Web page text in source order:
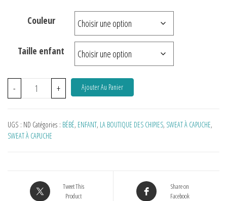
Couleur
Taille enfant
- + Ajouter Au Panier
UGS : ND Catégories : BÉBÉ, ENFANT, LA BOUTIQUE DES CHIPIES, SWEAT À CAPUCHE,
SWEAT À CAPUCHE
Tweet This
Product
Share on
Facebook